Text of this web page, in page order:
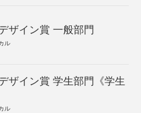
ザイン賞 一般部門
ル
ザイン賞 学生部門《学生
ル